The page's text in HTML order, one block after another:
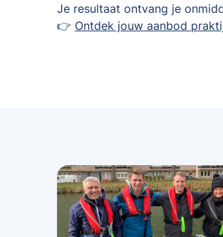
Je resultaat ontvang je
👉 Ontdek jouw aanbod